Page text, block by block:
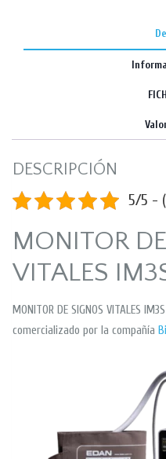
DESCRIPCIÓN
5/5 -
MONITOR
VITALES
MONITOR DE SIGNOS VITALES
comercializado por la compañía